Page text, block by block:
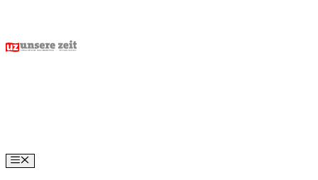
content
Menu